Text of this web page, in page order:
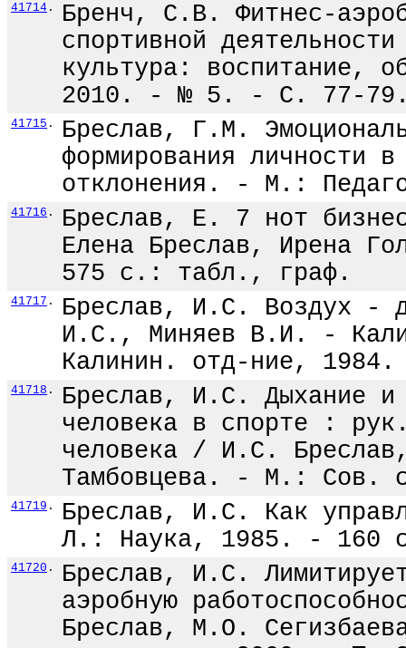
41714 .
Бренч, С.В. Фитнес-
спортивной
культура: воспитание,
2010. - № 5. - С. 77-
41715 .
Бреслав, Г.М.
формирования личности
отклонения. - М.:
41716 .
Бреслав, Е. 7 нот
Елена Бреслав, Ирена
575 с.: табл., граф.
41717 .
Бреслав, И.С. Воздух -
И.С., Миняев В.И. -
Калинин. отд-ние,
41718 .
Бреслав, И.С. Дыхание и
человека в спорте :
человека / И.С.
Тамбовцева. - М.: Сов.
41719 .
Бреслав, И.С. Как
Л.: Наука, 1985. - 160
41720 .
Бреслав, И.С.
аэробную
Бреслав, М.О.